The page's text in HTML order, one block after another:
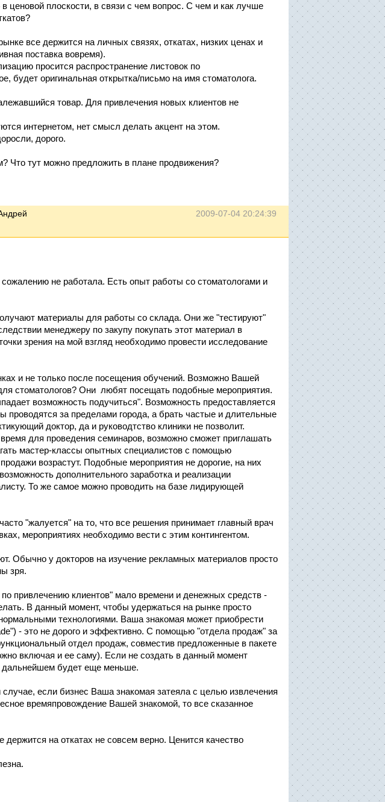
ценовой плоскости, в связи с чем вопрос. С чем и как лучше
все держится на личных связях, откатах, низких ценах и
поставка вовремя).
просится распространение листовок по
будет оригинальная открытка/письмо на имя стоматолога.
товар. Для привлечения новых клиентов не
интернетом, нет смысл делать акцент на этом.
дорого.
Что тут можно предложить в плане продвижения?
2009-07-04 20:24:39
сожалению не работала. Есть опыт работы со стоматологами и
материалы для работы со склада. Они же "тестируют"
менеджеру по закупу покупать этот материал в
зрения на мой взгляд необходимо провести исследование
и не только после посещения обучений. Возможно Вашей
стоматологов? Они любят посещать подобные мероприятия.
возможность подучиться". Возможность предоставляется
проводятся за пределами города, а брать частые и длительные
доктор, да и руководтство клиники не позволит.
для проведения семинаров, возможно сможет приглашать
мастер-классы опытных специалистов с помощью
возрастут. Подобные мероприятия не дорогие, на них
дополнительного заработка и реализации
То же самое можно проводить на базе лидирующей
"жалуется" на то, что все решения принимает главный врач
мероприятиях необходимо вести с этим контингентом.
Обычно у докторов на изучение рекламных материалов просто
зря.
привлечению клиентов" мало времени и денежных средств -
В данный момент, чтобы удержаться на рынке просто
технологиями. Ваша знакомая может приобрести
- это не дорого и эффективно. С помощью "отдела продаж" за
отдел продаж, совместив предложенные в пакете
включая и ее саму). Если не создать в данный момент
дальнейшем будет еще меньше.
если бизнес Ваша знакомая затеяла с целью извлечения
времяпровождение Вашей знакомой, то все сказанное
на откатах не совсем верно. Ценится качество